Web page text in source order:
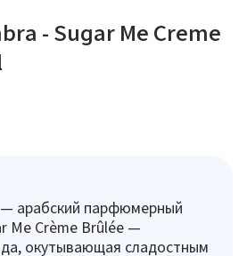
- Sugar Me Creme
— арабский парфюмерный
Me Crème Brûlée —
окутывающая сладостным